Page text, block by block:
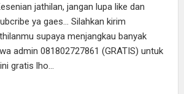
jathilan, jangan lupa like dan
ya gaes... Silahkan kirim
supaya menjangkau banyak
admin 081802727861 (GRATIS) untuk
gratis lho...